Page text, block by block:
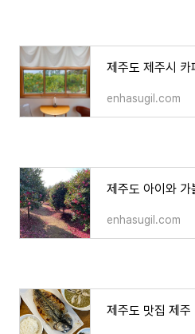
enhasugil.com
enhasugil.com